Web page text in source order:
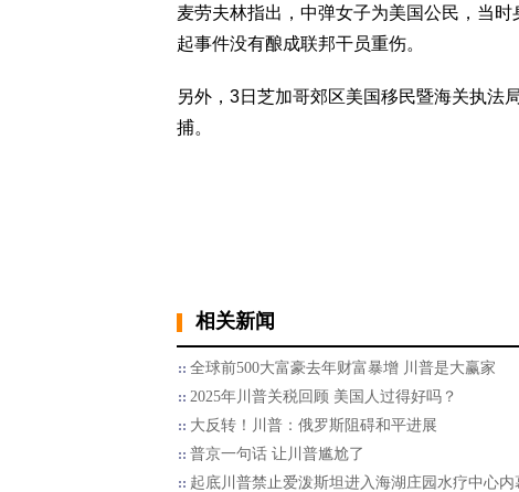
麦劳夫林指出，中弹女子为美国公民，当
起事件没有酿成联邦干员重伤。
另外，3日芝加哥郊区美国移民暨海关执法
捕。
相关新闻
全球前500大富豪去年财富暴增 川普是大赢家
2025年川普关税回顾 美国人过得好吗？
大反转！川普：俄罗斯阻碍和平进展
普京一句话 让川普尴尬了
起底川普禁止爱泼斯坦进入海湖庄园水疗中心内